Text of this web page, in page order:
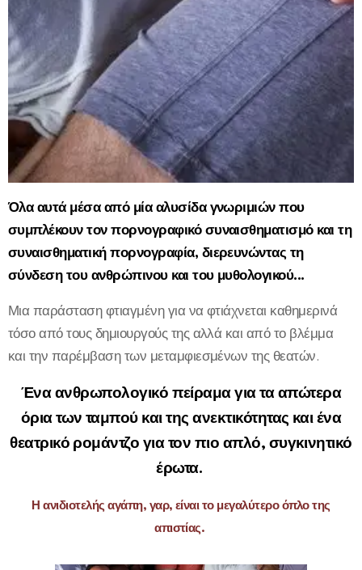
Όλα αυτά μέσα από μία αλυσίδα γνωριμιών που
συμπλέκουν τον πορνογραφικό συναισθηματισμό και τη
συναισθηματική πορνογραφία, διερευνώντας τη
σύνδεση του ανθρώπινου και του μυθολογικού...
Μια παράσταση φτιαγμένη για να φτιάχνεται καθημερινά
τόσο από τους δημιουργούς της αλλά και από το βλέμμα
και την παρέμβαση των μεταμφιεσμένων της θεατών.
Ένα ανθρωπολογικό πείραμα για τα απώτερα
όρια των ταμπού και της ανεκτικότητας και ένα
θεατρικό ρομάντζο για τον πιο απλό, συγκινητικό
έρωτα.
Η ανιδιοτελής αγάπη, γαρ, είναι το μεγαλύτερο όπλο της
απιστίας.